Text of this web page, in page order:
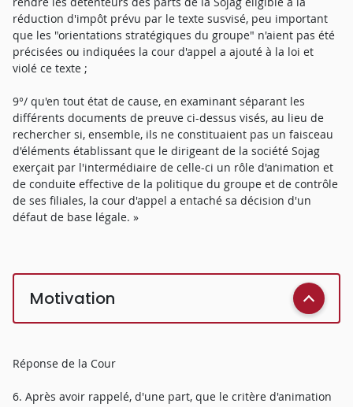
réduction d'impôt prévu par le texte susvisé, peu important
que les "orientations stratégiques du groupe" n'aient pas été
précisées ou indiquées la cour d'appel a ajouté à la loi et
violé ce texte ;
9°/ qu'en tout état de cause, en examinant séparant les
différents documents de preuve ci-dessus visés, au lieu de
rechercher si, ensemble, ils ne constituaient pas un faisceau
d'éléments établissant que le dirigeant de la société Sojag
exerçait par l'intermédiaire de celle-ci un rôle d'animation et
de conduite effective de la politique du groupe et de contrôle
de ses filiales, la cour d'appel a entaché sa décision d'un
défaut de base légale. »
Motivation
Réponse de la Cour
6. Après avoir rappelé, d'une part, que le critère d'animation